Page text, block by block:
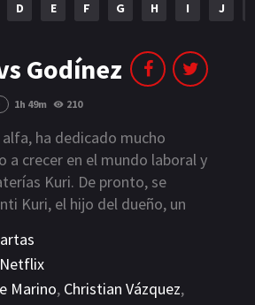
2022
2020
2018
2006
D E F G H I J
Godínez
1h 49m 210
ha dedicado mucho
a crecer en el mundo laboral y
Kuri. De pronto, se
Kuri, el hijo del dueño, un
los "Godínez" de la jugada. Pero
sabemos, no se dan por
y lucharán con todo y sus
Netflix
Marino, Christian Vázquez,